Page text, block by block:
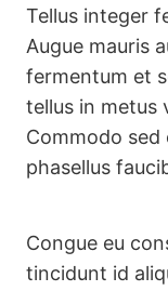
Tellus integer
Augue mauris
fermentum et
tellus in metus
Commodo sed
phasellus
Congue eu
tincidunt id